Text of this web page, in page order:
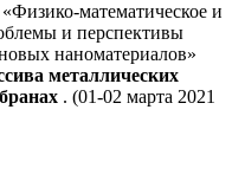
математическое и
и перспективы
наноматериалов»
металлических
. (01-02 марта 2021